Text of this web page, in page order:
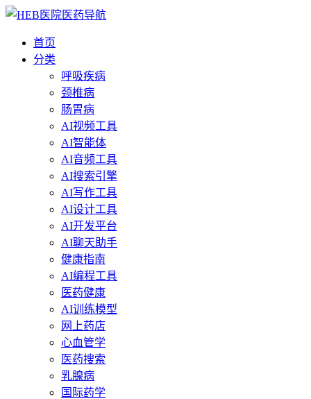
首页
分类
呼吸疾病
颈椎病
肠胃病
AI视频工具
AI智能体
AI音频工具
AI搜索引擎
AI写作工具
AI设计工具
AI开发平台
AI聊天助手
健康指南
AI编程工具
医药健康
AI训练模型
网上药店
心血管学
医药搜索
乳腺病
国际药学